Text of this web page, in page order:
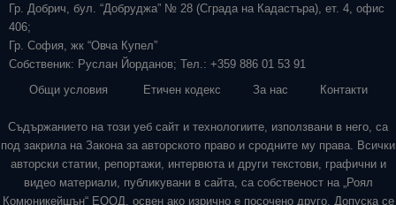
Гр. Добрич, бул. “Добруджа” № 28 (Сграда на Кадастъра), ет. 4, офис
406;
Гр. София, жк “Овча Купел”
Собственик: Руслан Йорданов; Тел.: +359 886 01 53 91
Общи условия
Етичен кодекс За нас Контакти
Съдържанието на този уеб сайт и технологиите, използвани в него, са
под закрила на Закона за авторското право и сродните му права. Всички
авторски статии, репортажи, интервюта и други текстови, графични и
видео материали, публикувани в сайта, са собственост на „Роял
Комюникейшън“ ЕООД, освен ако изрично е посочено друго. Допуска се